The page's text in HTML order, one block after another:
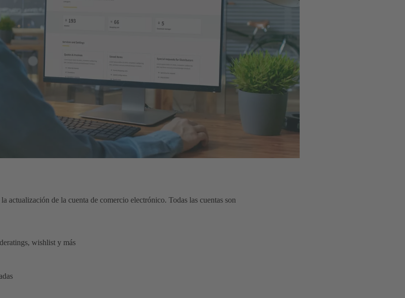
actualización de la cuenta de comercio electrónico. Todas las cuentas son
wishlist y más